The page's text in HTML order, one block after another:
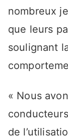
nombreux
que leurs
soulignant
« Nous
de